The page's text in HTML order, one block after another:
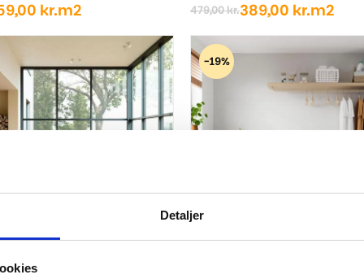
Detaljer
kr.m2 479,00kr.
Den
oprindelige
pris
var:
479,00 kr..
389,00 kr.
Den
aktuelle
pris
er:
389,00 kr..
m2
-19%